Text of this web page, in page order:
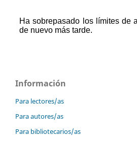
Información
Para lectores/as
Para autores/as
Para bibliotecarios/as